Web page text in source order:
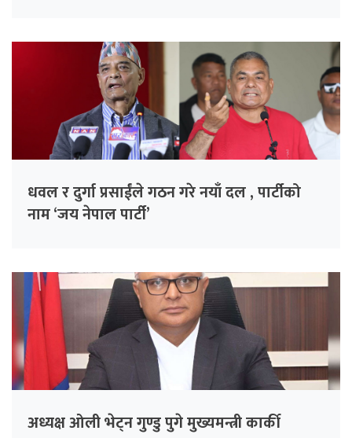
धवल र दुर्गा प्रसाईंले गठन गरे नयाँ दल , पार्टीको
नाम ‘जय नेपाल पार्टी’
अध्यक्ष ओली भेट्न गुण्डु पुगे मुख्यमन्त्री कार्की